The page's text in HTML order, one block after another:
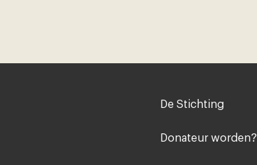
Voet
De Stichting
Donateur worden?